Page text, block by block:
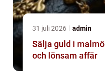
31 juli 2026 admin
Sälja guld i malmö så gör du en trygg
och lönsam affär